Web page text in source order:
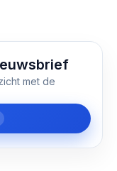
met de